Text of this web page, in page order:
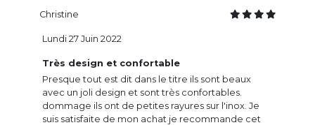
Christine
Très design et confortable
Presque tout est dit dans le titre ils sont beaux
avec un joli design et sont très confortables.
dommage ils ont de petites rayures sur l'inox. Je
suis satisfaite de mon achat je recommande cet
Lundi 27 Juin 2022